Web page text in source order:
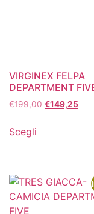
VIRGINEX FELPA
DEPARTMENT
€199,00 €149,25
Scegli